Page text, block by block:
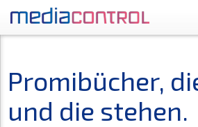
Promibücher,
und die stehen.